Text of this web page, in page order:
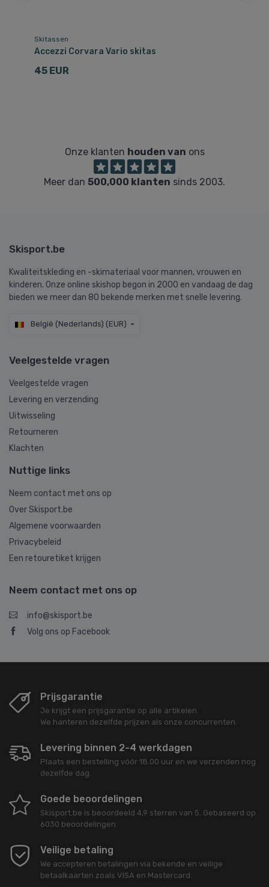
Skitassen
Accezzi Corvara Vario skitas
45 EUR
Onze klanten houden van ons
Meer dan 500,000 klanten sinds 2003.
Skisport.be
Kwaliteitskleding en -skimateriaal voor mannen, vrouwen en
kinderen. Onze online skishop begon in 2000 en vandaag de dag
bieden we meer dan 80 bekende merken met snelle levering.
België (Nederlands) (EUR)
Veelgestelde vragen
Veelgestelde vragen
Levering en verzending
Uitwisseling
Retourneren
Klachten
Nuttige links
Neem contact met ons op
Over Skisport.be
Algemene voorwaarden
Privacybeleid
Een retouretiket krijgen
Neem contact met ons op
info@skisport.be
Volg ons op Facebook
Prijsgarantie
Je krijgt een prijsgarantie op alle artikelen.
We hanteren dezelfde prijzen als onze concurrenten.
Levering binnen 2-4 werkdagen
Plaats een bestelling vóór 18.00 uur en we verzenden nog
dezelfde dag.
Goede beoordelingen
Skisport.be is beoordeeld 4,9 sterren van 5. Gebaseerd op
6030 beoordelingen.
Veilige betaling
We accepteren betalingen via bekende en veilige
betaalkaarten zoals VISA en Mastercard.